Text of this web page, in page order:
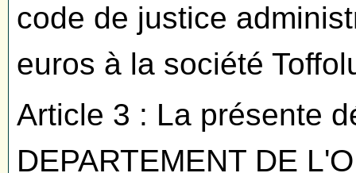
code de justice
euros à la société
Article 3 : La présente
DEPARTEMENT DE